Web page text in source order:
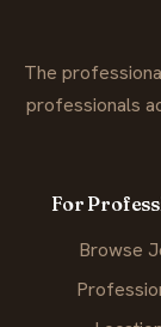
The
professionals
For
Browse